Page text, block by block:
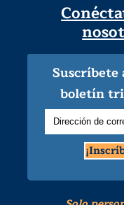
Suscríbete
boletín